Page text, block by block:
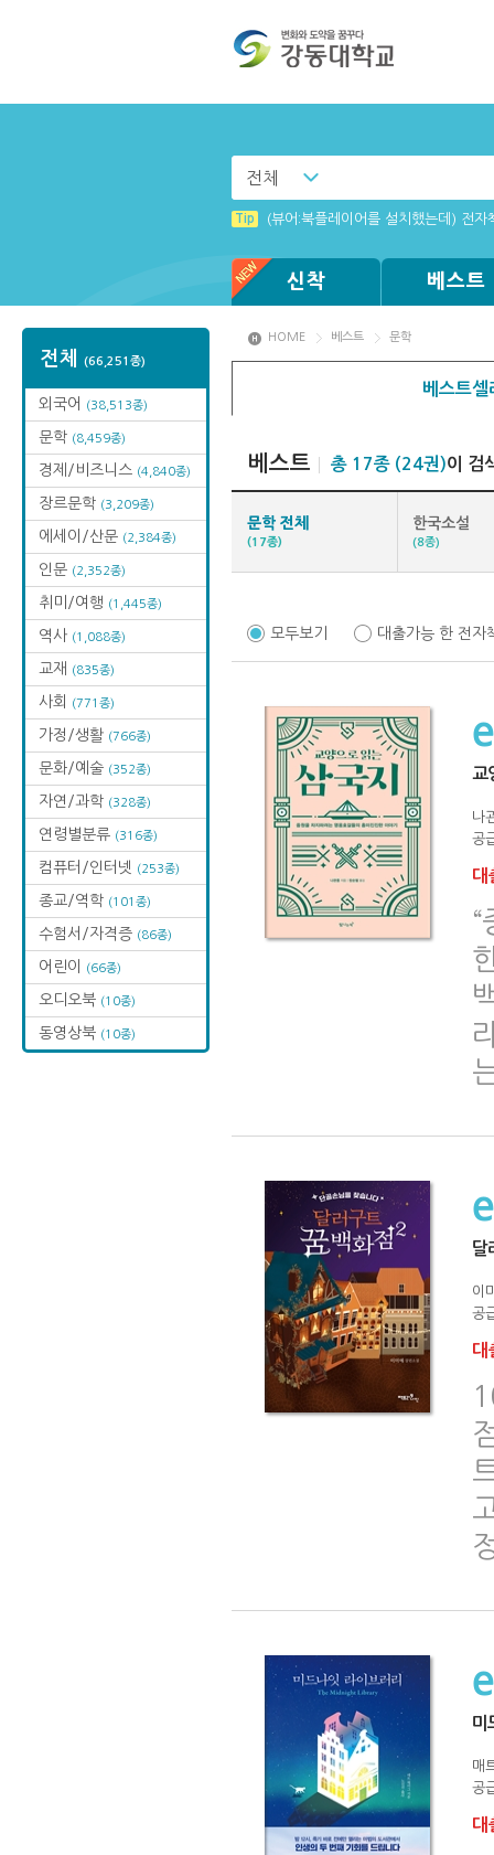
전체
Tip (뷰어:북플레이어를 설치했는데) 전자
신착 베스트
전체 (66,251종)
외국어 (38,513종)
문학 (8,459종)
경제/비즈니스 (4,840종)
장르문학 (3,209종)
에세이/산문 (2,384종)
인문 (2,352종)
취미/여행 (1,445종)
역사 (1,088종)
교재 (835종)
사회 (771종)
가정/생활 (766종)
문화/예술 (352종)
자연/과학 (328종)
연령별분류 (316종)
컴퓨터/인터넷 (253종)
종교/역학 (101종)
수험서/자격증 (86종)
어린이 (66종)
오디오북 (10종)
동영상북 (10종)
HOME 베스트 문학
베스트
베스트 총 17종 (24권)이 검
문학 전체
(17종)
한국소설
(8종)
모두보기 대출가능 한 전자
교
나
공
대
달
이
공
대
미
매
공
대